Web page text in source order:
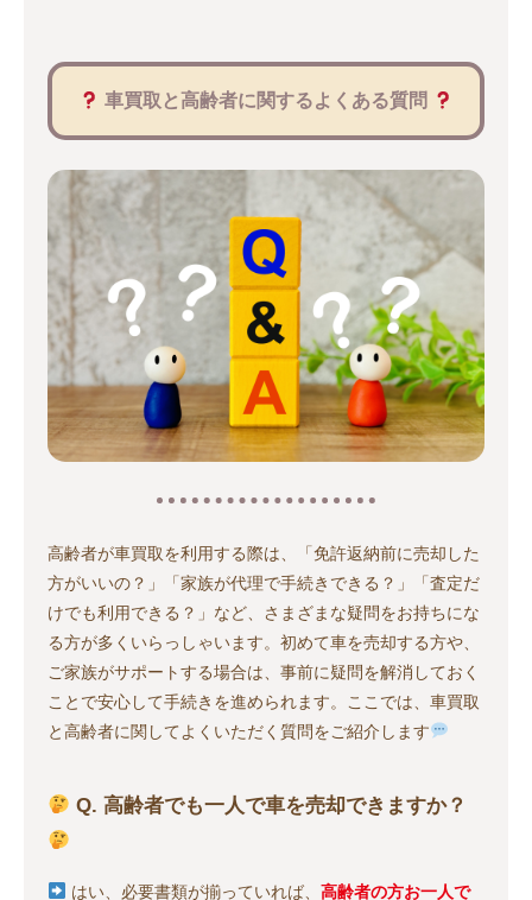
車買取と高齢者に関するよくある質問
高齢者が車買取を利用する際は、「免許返納前に売却した
方がいいの？」「家族が代理で手続きできる？」「査定だ
けでも利用できる？」など、さまざまな疑問をお持ちにな
る方が多くいらっしゃいます。初めて車を売却する方や、
ご家族がサポートする場合は、事前に疑問を解消しておく
ことで安心して手続きを進められます。ここでは、車買取
と高齢者に関してよくいただく質問をご紹介します
Q. 高齢者でも一人で車を売却できますか？
はい、必要書類が揃っていれば、 高齢者の方お一人で